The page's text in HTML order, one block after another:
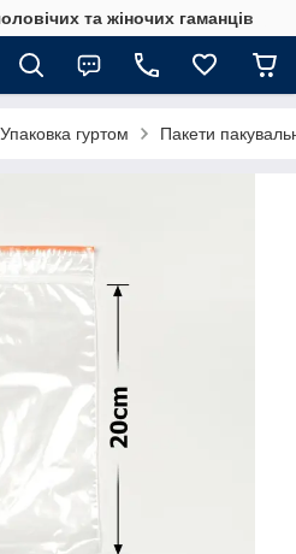
та жіночих гаманців
Упаковка гуртом Пакети